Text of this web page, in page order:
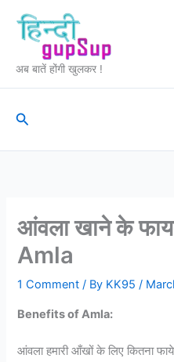
content
अब बातें होंगी खुलकर !
Search
आंवला खाने के
Amla
1 Comment / By KK95/
Benefits of Amla:
आंवला हमारी आँखों के लिए कितना